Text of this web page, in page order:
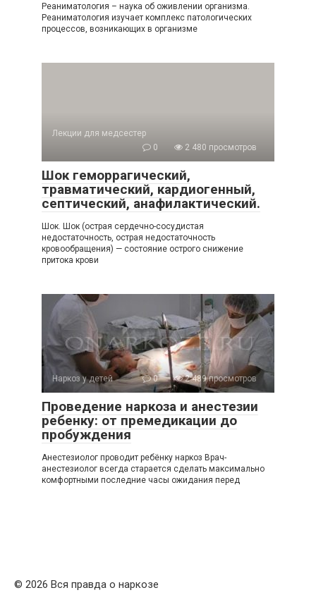
Реаниматология – наука об оживлении организма.
Реаниматология изучает комплекс патологических
процессов, возникающих в организме
Лекции для медсестер
0
2 480 просмотров
Шок геморрагический,
травматический, кардиогенный,
септический, анафилактический.
Шок. Шок (острая сердечно-сосудистая
недостаточность, острая недостаточность
кровообращения) — состояние острого снижение
притока крови
Наркоз у детей 0 2 489 просмотров
Проведение наркоза и анестезии
ребенку: от премедикации до
пробуждения
Анестезиолог проводит ребёнку наркоз Врач-
анестезиолог всегда старается сделать максимально
комфортными последние часы ожидания перед
© 2026 Вся правда о наркозе